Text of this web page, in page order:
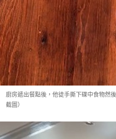
廚房遞出餐點後，他徒手撕下碟中食物然
截圖）